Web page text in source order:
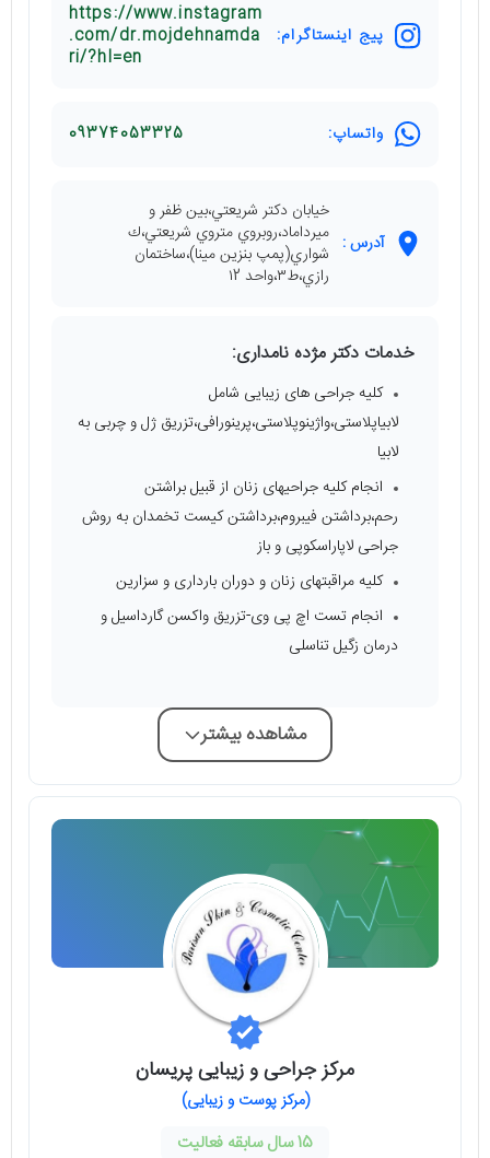
پیج اینستاگرام:
https://www.instagram
.com/dr.mojdehnamda
ri/?hl=en
واتساپ: 09374053325
آدرس :
خيابان دكتر شريعتي،بين ظفر و
ميرداماد،روبروي متروي شريعتي،ك
شواري(پمپ بنزين مينا)،ساختمان
رازي،ط٣،واحد ١2
خدمات دکتر مژده نامداری:
کلیه جراحی های زیبایی شامل
لابیاپلاستی،واژینوپلاستی،پرینورافی،تزریق ژل و چربی به
لابیا
انجام کلیه جراحیهای زنان از قبیل براشتن
رحم،برداشتن فیبروم،برداشتن کیست تخمدان به روش
جراحی لاپاراسکوپی و باز
کلیه مراقبتهای زنان و دوران بارداری و سزارین
انجام تست اچ پی وی-تزریق واکسن گارداسیل و
درمان زگیل تناسلی
مشاهده بیشتر
مركز جراحى و زيبايى پريسان
(مرکز پوست و زیبایی)
15 سال سابقه فعالیت